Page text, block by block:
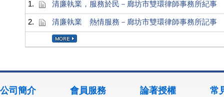
1.
清廉執業，服務於民－廊坊市雙環律師事務所紀事
2. 清廉執業 熱情服務－廊坊市雙環律師事務所記事
公司簡介 會員服務 論著授權 常